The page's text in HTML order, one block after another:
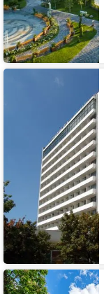
Гостиничный
Гостевой
дом